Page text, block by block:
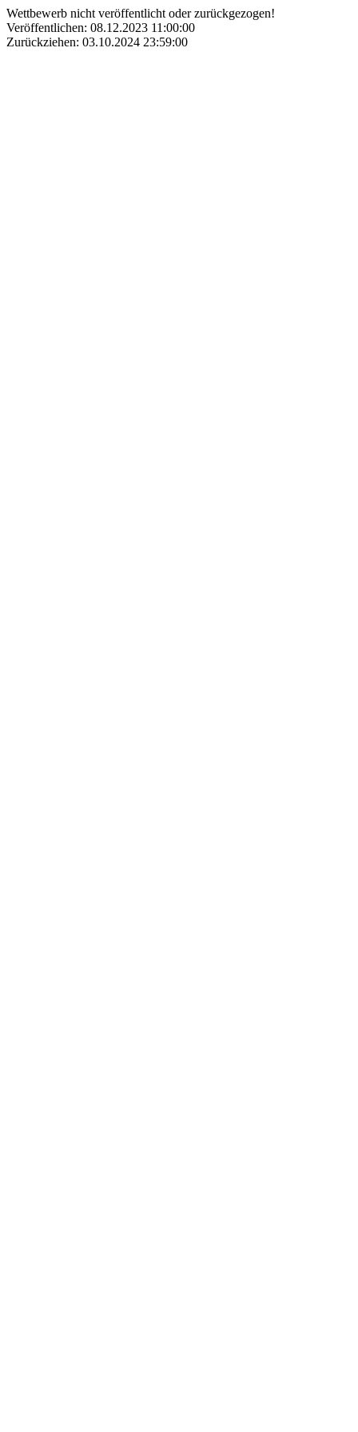
Wettbewerb nicht veröffentlicht oder zurückgezogen!
Veröffentlichen: 08.12.2023 11:00:00
Zurückziehen: 03.10.2024 23:59:00